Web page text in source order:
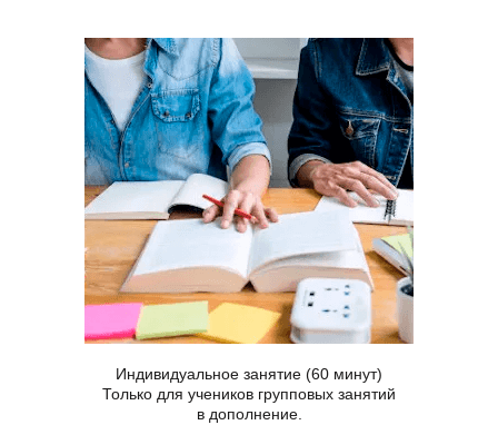
Индивидуальное занятие (60 минут)
Только для учеников групповых занятий
в дополнение.